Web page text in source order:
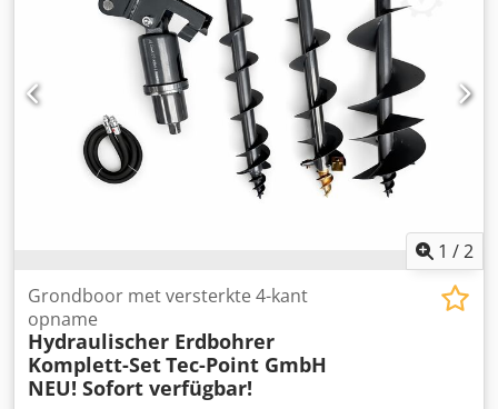
heer Ebert (Tel.) helpt u graag verder. Voor meer
informatie bezoekt u onze homepage. Fouten en
tussentijdse verkoop voorbehouden! = Verdere informatie
= Toepassingsdoel: Bouw Neem contact op met Tobias
Ebert voor meer informatie.
1 /2
Grondboor met versterkte 4-kant
opname
Hydraulischer Erdbohrer
Komplett-SetTec-Point GmbH
NEU! Sofort verfügbar!